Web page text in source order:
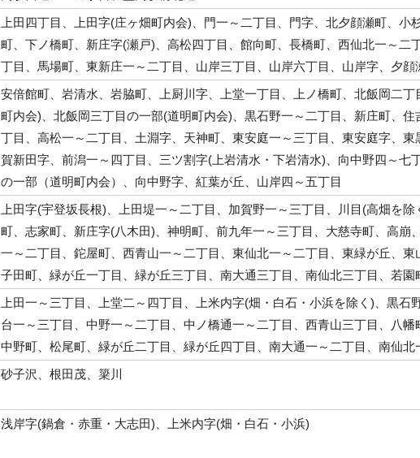
上田四丁目、上田字(庄ヶ畑町内会)、門一～二丁目、門字、北夕顔瀬町、小
町、下ノ橋町、新庄字(瀬戸)、高松四丁目、館向町、長橋町、西仙北一～二
丁目、馬場町、東新庄一～二丁目、山岸三丁目、山岸六丁目、山岸字、夕顔
安倍館町、岩清水、岩脇町、上厨川字、上堂一丁目、上ノ橋町、北飯岡二丁
町内会)、北飯岡三丁目の一部(道明町内会)、黒石野一～二丁目、新庄町、住
丁目、高松一～二丁目、土淵字、天神町、東安庭一～三丁目、東安庭字、東
賀新田字、前潟一～四丁目、三ツ割字(上岩清水・下岩清水)、向中野四～七
の一部（道明町内会）、向中野字、紅葉が丘、山岸四～五丁目
上田字(宇登坂長根)、上田堤一～二丁目、加賀野一～三丁目、川目(高畑を
町、志家町、新庄字(八木田)、神明町、前九年一～三丁目、大慈寺町、高崩
一～二丁目、鉈屋町、西青山一～二丁目、東仙北一～二丁目、東緑が丘、東
子田町、緑が丘一丁目、緑が丘三丁目、南大通三丁目、南仙北三丁目、若園
上田一～三丁目、上堂二～四丁目、上米内字(畑・白石・小浜を除く)、黒石
台一～三丁目、中野一～二丁目、中ノ橋通一～二丁目、西青山三丁目、八幡
中野町、松尾町、緑が丘二丁目、緑が丘四丁目、南大通一～二丁目、南仙北
砂子沢、根田茂、簗川
浅岸字(鍋倉・赤重・大志田)、上米内字(畑・白石・小浜)